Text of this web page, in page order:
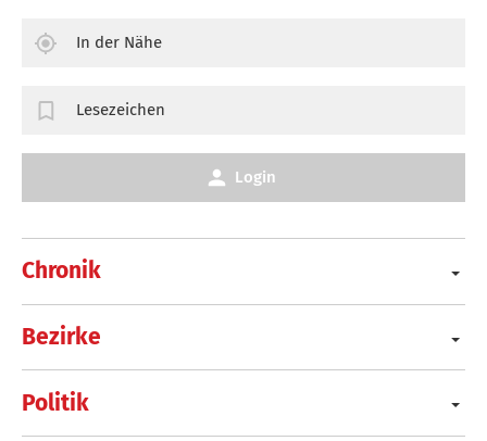
Chronik
Bezirke
Politik
In der Nähe
Lesezeichen
Login